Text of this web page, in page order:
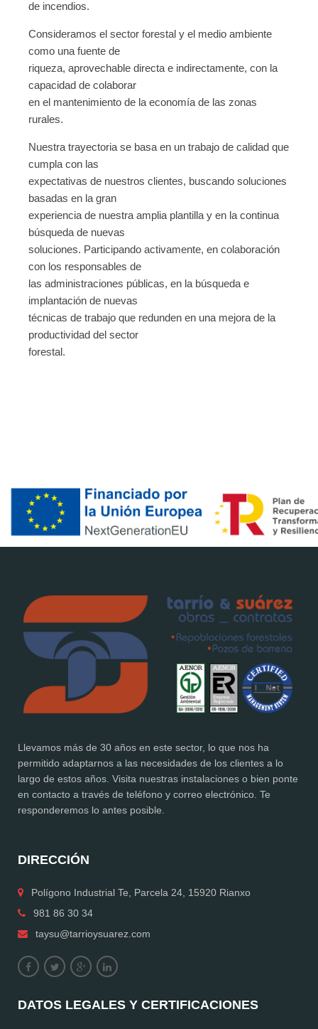
de incendios.
Consideramos el sector forestal y el medio ambiente
como una fuente de
riqueza, aprovechable directa e indirectamente, con la
capacidad de colaborar
en el mantenimiento de la economía de las zonas
rurales.
Nuestra trayectoria se basa en un trabajo de calidad que
cumpla con las
expectativas de nuestros clientes, buscando soluciones
basadas en la gran
experiencia de nuestra amplia plantilla y en la continua
búsqueda de nuevas
soluciones. Participando activamente, en colaboración
con los responsables de
las administraciones públicas, en la búsqueda e
implantación de nuevas
técnicas de trabajo que redunden en una mejora de la
productividad del sector
forestal.
Llevamos más de 30 años en este sector, lo que nos ha
permitido adaptarnos a las necesidades de los clientes a lo
largo de estos años. Visita nuestras instalaciones o bien ponte
en contacto a través de teléfono y correo electrónico. Te
responderemos lo antes posible.
DIRECCIÓN
Polígono Industrial Te, Parcela 24, 15920 Rianxo
981 86 30 34
taysu@tarrioysuarez.com
DATOS LEGALES Y CERTIFICACIONES